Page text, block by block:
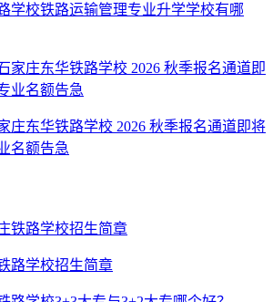
学校铁路运输管理专业升学学校有哪
庄东华铁路学校 2026 秋季报名通道即将
名额告急
路学校招生简章